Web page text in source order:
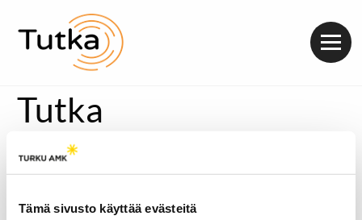
Tämä sivusto käyttää evästeitä
Tutka